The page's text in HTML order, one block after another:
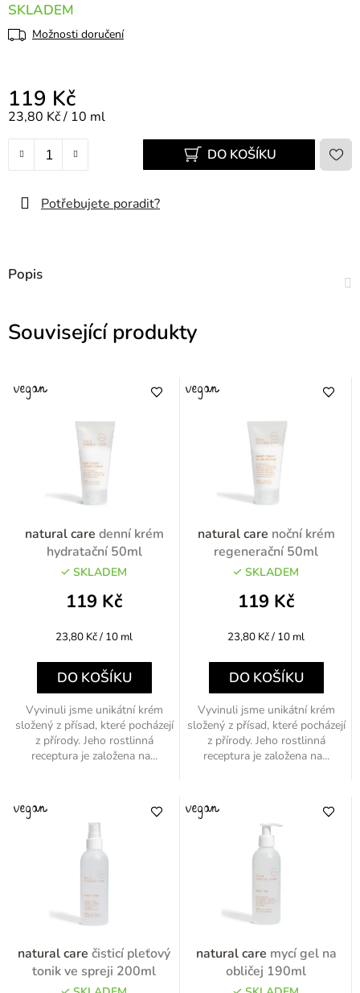
SKLADEM
Možnosti doručení
119 Kč
Měrná cena:
23,80 Kč / 10 ml
DO KOŠÍKU
Potřebujete poradit?
Popis
Související produkty
natural care denní krém
hydratační 50ml
SKLADEM
119 Kč
Měrná
23,80 Kč / 10 ml
DO KOŠÍKU
Vyvinuli jsme unikátní krém
složený z přísad, které pocházejí
z přírody. Jeho rostlinná
receptura je založena na...
natural care noční krém
regenerační 50ml
SKLADEM
119 Kč
Měrná
23,80 Kč / 10 ml
DO KOŠÍKU
Vyvinuli jsme unikátní krém
složený z přísad, které pocházejí
z přírody. Jeho rostlinná
receptura je založena na...
natural care čisticí pleťový
tonik ve spreji 200ml
natural care mycí gel na
obličej 190ml